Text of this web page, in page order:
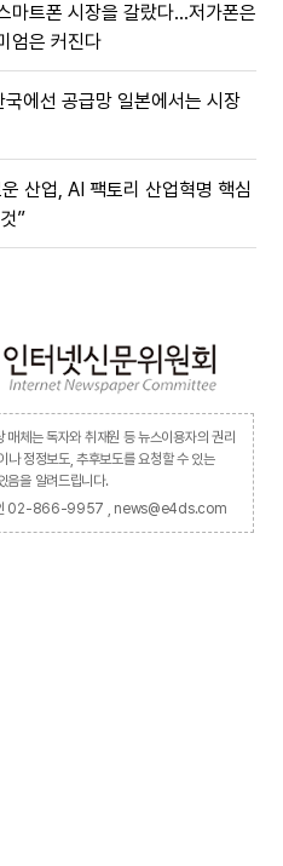
마트폰 시장을 갈랐다…저가폰은
엄은 커진다
국에선 공급망 일본에서는 시장
산업, AI 팩토리 산업혁명 핵심
”
매체는 독자와 취재원 등 뉴스이용자의 권리
나 정정보도, 추후보도를 요청할 수 있는
음을 알려드립니다.
인 02-866-9957 , news@e4ds.com